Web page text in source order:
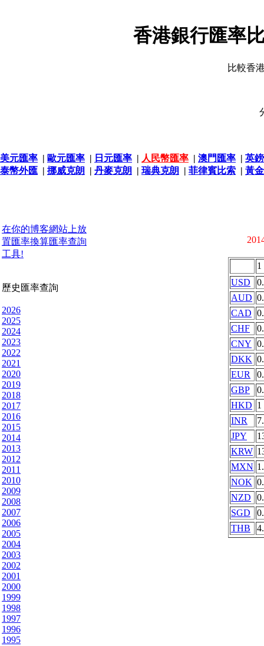
香港銀行匯率
比較香
美元匯率 | 歐元匯率 | 日元匯率 | 人民幣匯率 | 澳門匯率 | 英
泰幣外匯 | 挪威克朗 | 丹麥克朗 | 瑞典克朗 | 菲律賓比索 | 黃
在你的博客網站上放
置匯率換算匯率查詢
工具!
歷史匯率查詢
2026
2025
2024
2023
2022
2021
2020
2019
2018
2017
2016
2015
2014
2013
2012
2011
2010
2009
2008
2007
2006
2005
2004
2003
2002
2001
2000
1999
1998
1997
1996
1995
1
USD
AUD
CAD
CHF
CNY
DKK
EUR
GBP
HKD 1
INR
JPY
KRW
MXN
NOK
NZD
SGD
THB